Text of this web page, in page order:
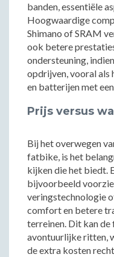
banden, essentiële
Hoogwaardige
Shimano of SRAM
ook betere
ondersteuning,
opdrijven, vooral als
en batterijen met
Prijs versus
Bij het overwegen
fatbike, is het
kijken die het biedt.
bijvoorbeeld
veringstechnologie
comfort en betere
terreinen. Dit kan
avontuurlijke ritten,
de extra kosten